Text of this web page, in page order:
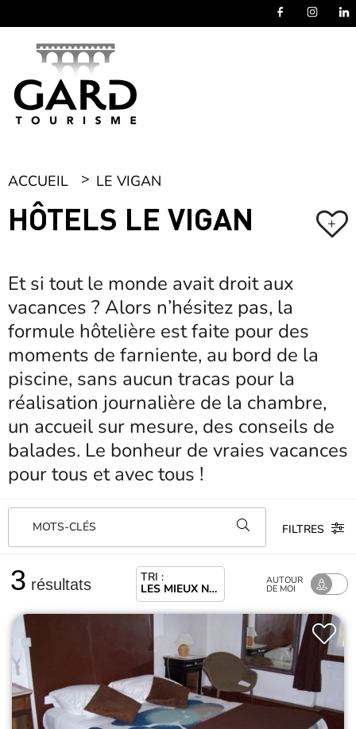
ACCUEIL LE VIGAN
HÔTELS LE VIGAN +
Et si tout le monde avait droit aux
vacances ? Alors n’hésitez pas, la
formule hôtelière est faite pour des
moments de farniente, au bord de la
piscine, sans aucun tracas pour la
réalisation journalière de la chambre,
un accueil sur mesure, des conseils de
balades. Le bonheur de vraies vacances
pour tous et avec tous !
MOTS-CLÉS FILTRES
3 résultats TRI :
LES MIEUX NOTÉS
AUTOUR
DE MOI